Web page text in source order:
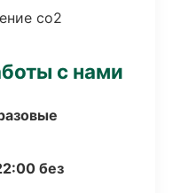
co2
с нами
без